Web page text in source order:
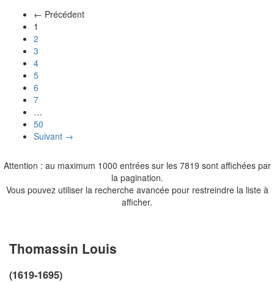
← Précédent
1
2
3
4
5
6
7
…
50
Suivant →
Attention : au maximum 1000 entrées sur les 7819 sont affichées par
la pagination.
Vous pouvez utiliser la recherche avancée pour restreindre la liste à
afficher.
Thomassin Louis
(1619-1695)